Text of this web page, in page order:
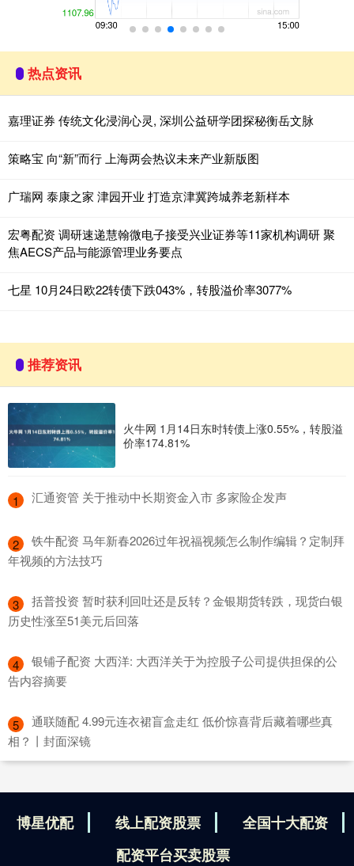
热点资讯
嘉理证券 传统文化浸润心灵, 深圳公益研学团探秘衡岳文脉
策略宝 向“新”而行 上海两会热议未来产业新版图
广瑞网 泰康之家 津园开业 打造京津冀跨城养老新样本
宏粤配资 调研速递慧翰微电子接受兴业证券等11家机构调研 聚
焦AECS产品与能源管理业务要点
七星 10月24日欧22转债下跌043%，转股溢价率3077%
推荐资讯
火牛网 1月14日东时转债上涨0.55%，转股溢
价率174.81%
1 ​汇通资管 关于推动中长期资金入市 多家险企发声
2
​铁牛配资 马年新春2026过年祝福视频怎么制作编辑？定制拜
年视频的方法技巧
3
​括普投资 暂时获利回吐还是反转？金银期货转跌，现货白银
历史性涨至51美元后回落
4
​银铺子配资 大西洋: 大西洋关于为控股子公司提供担保的公
告内容摘要
5
​通联随配 4.99元连衣裙盲盒走红 低价惊喜背后藏着哪些真
相？丨封面深镜
博星优配 线上配资股票
全国十大配资
配资平台买卖股票